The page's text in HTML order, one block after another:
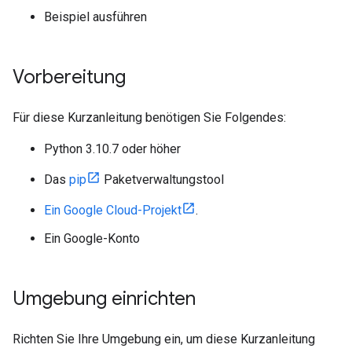
Beispiel ausführen
Vorbereitung
Für diese Kurzanleitung benötigen Sie Folgendes:
Python 3.10.7 oder höher
Das pip Paketverwaltungstool
Ein Google Cloud-Projekt
.
Ein Google-Konto
Umgebung einrichten
Richten Sie Ihre Umgebung ein, um diese Kurzanleitung